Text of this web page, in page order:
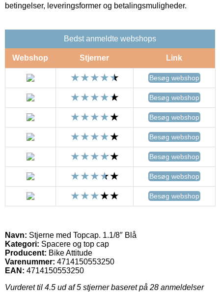
betingelser, leveringsformer og betalingsmuligheder.
Bedst anmeldte webshops
Webshop Stjerner Link
Besøg webshop
Besøg webshop
Besøg webshop
Besøg webshop
Besøg webshop
Besøg webshop
Besøg webshop
Navn: Stjerne med Topcap. 1.1/8″ Blå
Kategori: Spacere og top cap
Producent: Bike Attitude
Varenummer: 4714150553250
EAN: 4714150553250
Vurderet til 4.5 ud af 5 stjerner baseret på 28 anmeldelser